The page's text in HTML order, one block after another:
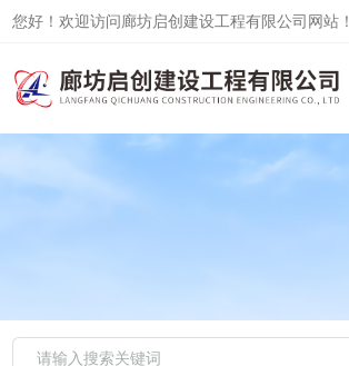
您好！欢迎访问廊坊启创建设工程有限公司网站！